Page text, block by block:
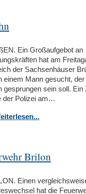
Ein Großaufgebot an
hat am
der Sachsenhäuser
einem Mann gesucht, der
gesprungen sein soll. Ein
der Polizei am…
Brilon
Einen
hat die